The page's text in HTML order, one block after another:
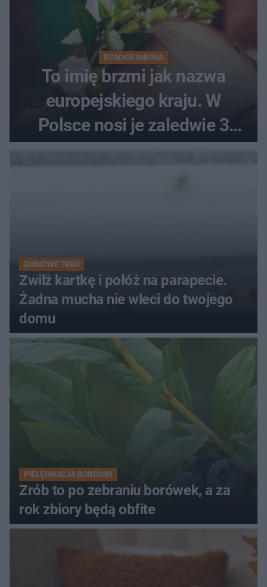
RZADKIE IMIONA
To imię brzmi jak nazwa
europejskiego kraju. W
Polsce nosi je zaledwie 3
kobiety
DOMOWE TRIKI
Zwilż kartkę i połóż na parapecie.
Żadna mucha nie wleci do twojego
domu
PIELĘGNACJA BORÓWKI
Zrób to po zebraniu borówek, a za
rok zbiory będą obfite